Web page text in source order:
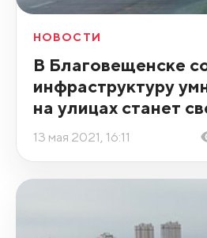
НОВОСТИ
В Благовещенске
инфраструктуру
на улицах станет
13 мая 2021, 16:11